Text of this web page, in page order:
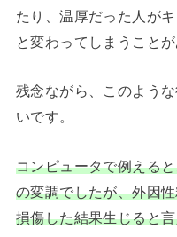
たり、温厚だった人が
と変わってしまうことが
残念ながら、このよう
いです。
コンピュータで例える
の変調でしたが、外因
損傷した結果生じると